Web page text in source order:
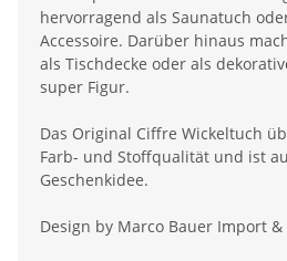
hervorragend als Saunatuch
Accessoire. Darüber hinaus
als Tischdecke oder als
super Figur.
Das Original Ciffre Wickeltuch
Farb- und Stoffqualität und ist
Geschenkidee.
Design by Marco Bauer Import &